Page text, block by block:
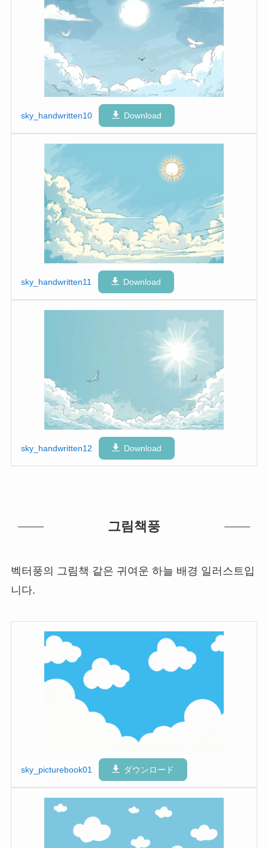
sky_handwritten10 Download
sky_handwritten11 Download
sky_handwritten12 Download
그림책풍
벡터풍의 그림책 같은 귀여운 하늘 배경 일러스트입
니다.
sky_picturebook01 ダウンロード